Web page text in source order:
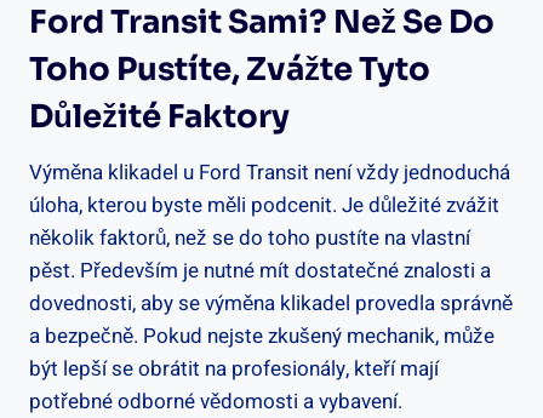
Ford Transit Sami? Než Se Do
Toho Pustíte, Zvážte‌ Tyto
Důležité Faktory
Výměna ⁣klikadel u Ford Transit není vždy⁤ jednoduchá
úloha, ⁤kterou ⁣byste měli podcenit. Je⁣ důležité zvážit
několik faktorů, než ‌se do toho pustíte ⁣na vlastní
pěst. Především ⁢je‍ nutné mít dostatečné znalosti a
dovednosti, ⁣aby ⁢se ⁢výměna klikadel provedla správně
a bezpečně. Pokud nejste ⁢zkušený‌ mechanik, může
být lepší‌ se ⁢obrátit na profesionály, kteří mají
potřebné odborné vědomosti‌ a vybavení.